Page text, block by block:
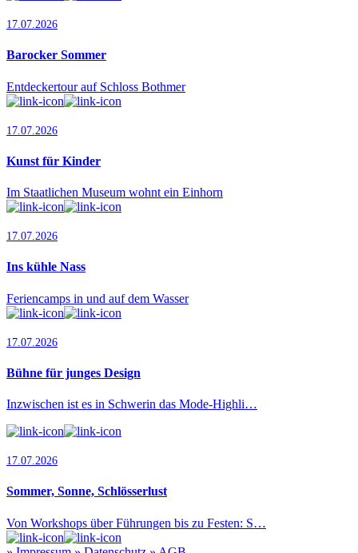
17.07.2026
Barocker Sommer
Entdeckertour auf Schloss Bothmer
17.07.2026
Kunst für Kinder
Im Staatlichen Museum wohnt ein Einhorn
17.07.2026
Ins kühle Nass
Feriencamps in und auf dem Wasser
17.07.2026
Bühne für junges Design
Inzwischen ist es in Schwerin das Mode-Highli…
17.07.2026
Sommer, Sonne, Schlösserlust
Von Workshops über Führungen bis zu Festen: S…